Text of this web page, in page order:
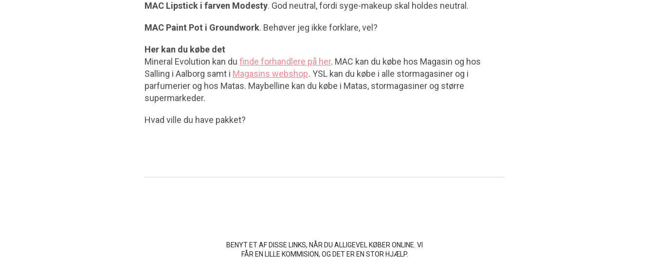
MAC Lipstick i farven Modesty. God neutral, fordi syge-makeup skal holdes neutral.
MAC Paint Pot i Groundwork. Behøver jeg ikke forklare, vel?
Her kan du købe det
Mineral Evolution kan du finde forhandlere på her. MAC kan du købe hos Magasin og hos
Salling i Aalborg samt i Magasins webshop. YSL kan du købe i alle stormagasiner og i
parfumerier og hos Matas. Maybelline kan du købe i Matas, stormagasiner og større
supermarkeder.
Hvad ville du have pakket?
BENYT ET AF DISSE LINKS, NÅR DU ALLIGEVEL KØBER ONLINE. VI
FÅR EN LILLE KOMMISION, OG DET ER EN STOR HJÆLP.